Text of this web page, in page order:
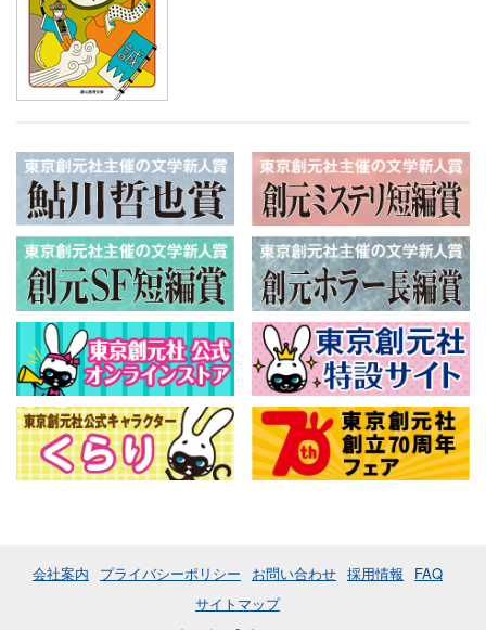
会社案内 プライバシーポリシー お問い合わせ 採用情報
FAQ
サイトマップ